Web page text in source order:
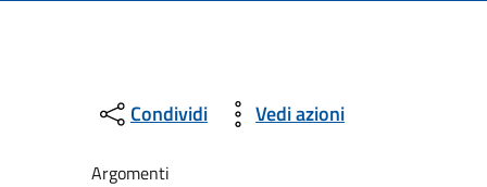
Condividi Vedi azioni
Argomenti